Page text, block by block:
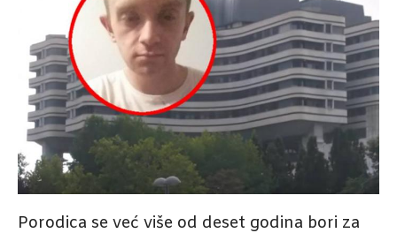
Porodica se već više od deset godina bori za